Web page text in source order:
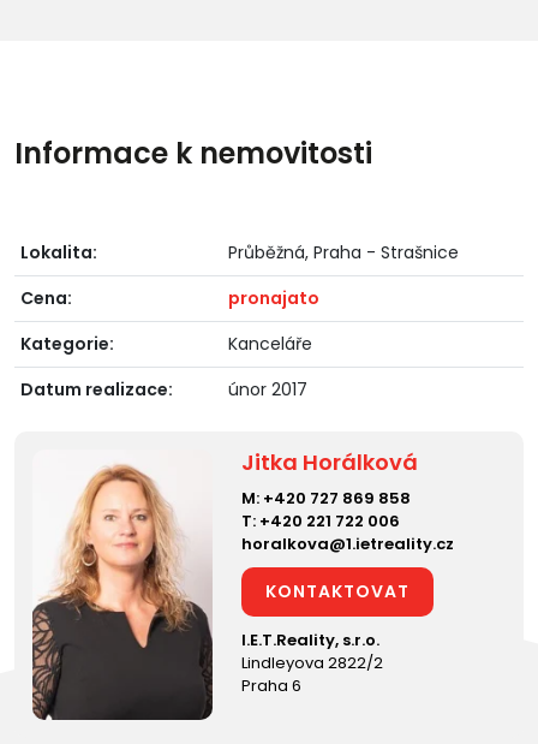
Informace k nemovitosti
Lokalita:
Průběžná, Praha - Strašnice
Cena:
pronajato
Kategorie:
Kanceláře
Datum realizace:
únor 2017
Jitka Horálková
M: +420 727 869 858
T: +420 221 722 006
horalkova@1.ietreality.cz
KONTAKTOVAT
I.E.T.Reality, s.r.o.
Lindleyova 2822/2
Praha 6